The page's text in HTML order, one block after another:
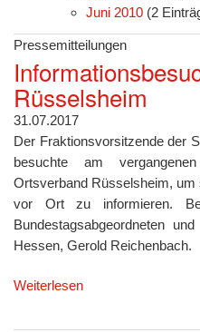
Juni 2010 (2
Pressemitteilungen
Rüsselsheim
31.07.2017
Der Fraktionsvorsitzende der
besuchte am
Ortsverband Rüsselsheim, um
vor Ort zu informieren.
Bundestagsabgeordneten
Hessen, Gerold Reichenbach.
Weiterlesen